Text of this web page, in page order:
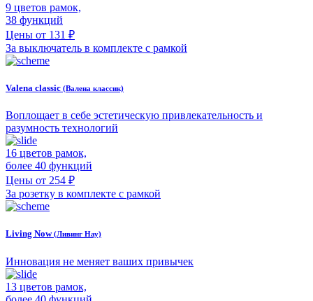
9 цветов рамок,
38 функций
Цены от 131 ₽
За выключатель в комплекте с рамкой
Valena classic (Валена классик)
Воплощает в себе эстетическую привлекательность и
разумность технологий
16 цветов рамок,
более 40 функций
Цены от 254 ₽
За розетку в комплекте с рамкой
Living Now(Ливинг Нау)
Инновация не меняет ваших привычек
13 цветов рамок,